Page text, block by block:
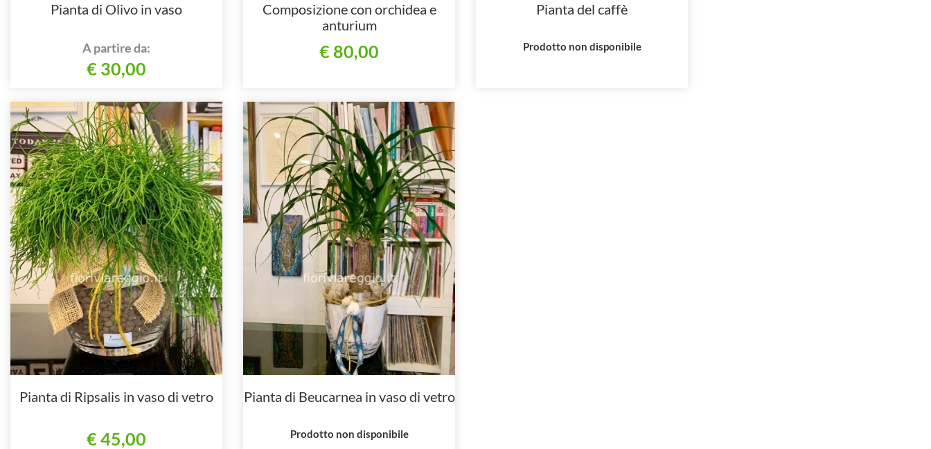
Pianta di Olivo in vaso
A partire da:
€ 30,00
Composizione con orchidea e
anturium
€ 80,00
Pianta del caffè
Prodotto non disponibile
Pianta di Ripsalis in vaso di vetro
€ 45,00
Pianta di Beucarnea in vaso di vetro
Prodotto non disponibile